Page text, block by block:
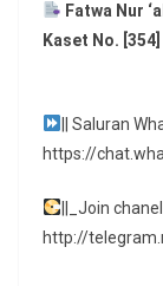
Fatwa Nur
Kaset No. [354]
|| Saluran
https://
||_Join
http://